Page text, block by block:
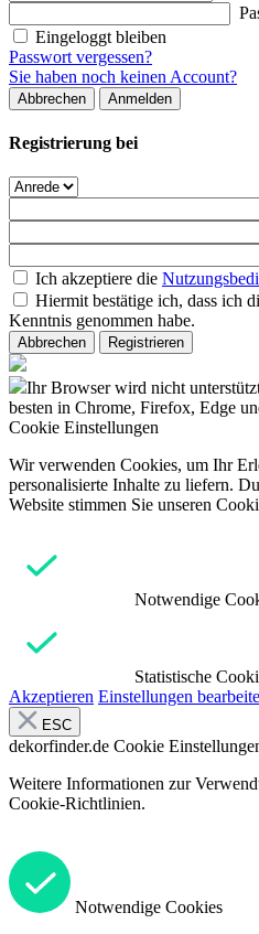
Eingeloggt bleiben
Passwort vergessen?
Sie haben noch keinen Account?
Abbrechen Anmelden
Registrierung bei
Ich akzeptiere die
Hiermit bestätige ich, dass ich
Kenntnis genommen habe.
Abbrechen Registrieren
Ihr Browser wird nicht
besten in Chrome, Firefox, Edge
Cookie Einstellungen
Wir verwenden Cookies, um Ihr
personalisierte Inhalte zu liefern.
Website stimmen Sie unseren
Notwendige
Statistische
Akzeptieren Einstellungen
ESC
dekorfinder.de Cookie
Weitere Informationen zur
Cookie-Richtlinien.
Notwendige Cookies